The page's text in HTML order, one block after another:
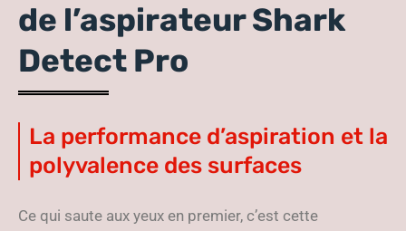
de l’aspirateur Shark
Detect Pro
La performance d’aspiration et la
polyvalence des surfaces
Ce qui saute aux yeux en premier, c’est cette